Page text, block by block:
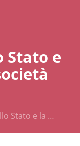
Stato e
Stato e la …